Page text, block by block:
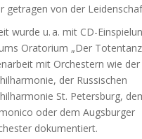
getragen von der
wurde u. a. mit CD-
Oratorium „Der
mit Orchestern wie der
der Russischen
St. Petersburg,
oder dem Augsburger
dokumentiert.